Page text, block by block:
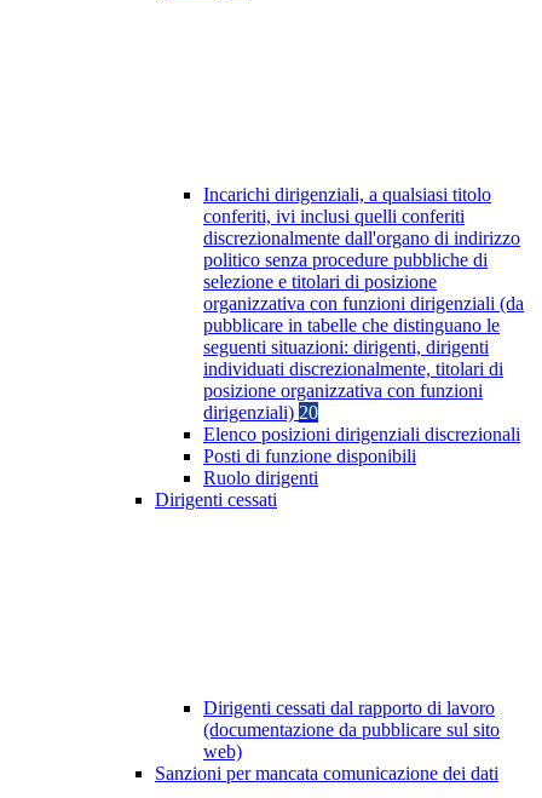
Incarichi dirigenziali, a qualsiasi titolo
conferiti, ivi inclusi quelli conferiti
discrezionalmente dall'organo di indirizzo
politico senza procedure pubbliche di
selezione e titolari di posizione
organizzativa con funzioni dirigenziali (da
pubblicare in tabelle che distinguano le
seguenti situazioni: dirigenti, dirigenti
individuati discrezionalmente, titolari di
posizione organizzativa con funzioni
dirigenziali) 20
Elenco posizioni dirigenziali discrezionali
Posti di funzione disponibili
Ruolo dirigenti
Dirigenti cessati
Dirigenti cessati dal rapporto di lavoro
(documentazione da pubblicare sul sito
web)
Sanzioni per mancata comunicazione dei dati